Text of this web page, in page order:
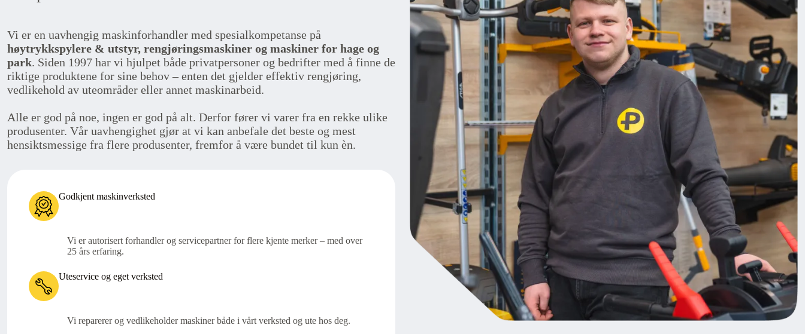
Vi er en uavhengig maskinforhandler med spesialkompetanse på
høytrykkspylere & utstyr, rengjøringsmaskiner og maskiner for hage og
park. Siden 1997 har vi hjulpet både privatpersoner og bedrifter med å finne de
riktige produktene for sine behov – enten det gjelder effektiv rengjøring,
vedlikehold av uteområder eller annet maskinarbeid.
Alle er god på noe, ingen er god på alt. Derfor fører vi varer fra en rekke ulike
produsenter. Vår uavhengighet gjør at vi kan anbefale det beste og mest
hensiktsmessige fra flere produsenter, fremfor å være bundet til kun èn.
Godkjent maskinverksted
Vi er autorisert forhandler og servicepartner for flere kjente merker – med over
25 års erfaring.
Uteservice og eget verksted
Vi reparerer og vedlikeholder maskiner både i vårt verksted og ute hos deg.